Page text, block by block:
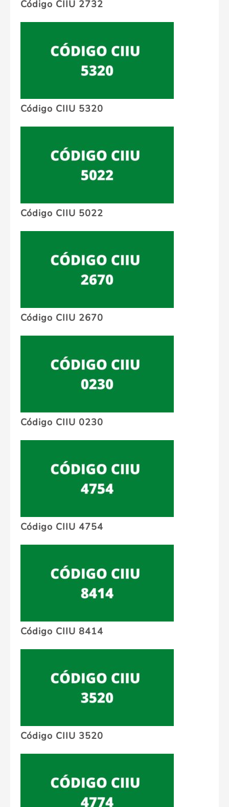
Código CIIU 2732
Código CIIU 5320
Código CIIU 5022
Código CIIU 2670
Código CIIU 0230
Código CIIU 4754
Código CIIU 8414
Código CIIU 3520